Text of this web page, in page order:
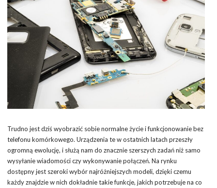
Trudno jest dziś wyobrazić sobie normalne życie i funkcjonowanie bez
telefonu komórkowego. Urządzenia te w ostatnich latach przeszły
ogromną ewolucję, i służą nam do znacznie szerszych zadań niż samo
wysyłanie wiadomości czy wykonywanie połączeń. Na rynku
dostępny jest szeroki wybór najróżniejszych modeli, dzięki czemu
każdy znajdzie w nich dokładnie takie funkcje, jakich potrzebuje na co